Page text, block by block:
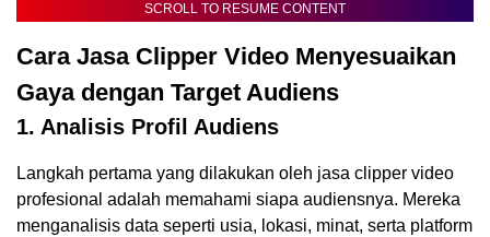
SCROLL TO RESUME CONTENT
Cara Jasa Clipper Video Menyesuaikan
Gaya dengan Target Audiens
1. Analisis Profil Audiens
Langkah pertama yang dilakukan oleh jasa clipper video
profesional adalah memahami siapa audiensnya. Mereka
menganalisis data seperti usia, lokasi, minat, serta platform